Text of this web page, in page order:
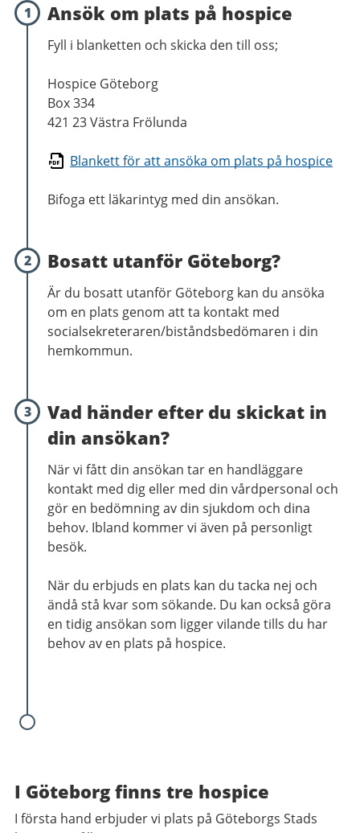
1 Ansök om plats på hospice
Fyll i blanketten och skicka den till oss;
Hospice Göteborg
Box 334
421 23 Västra Frölunda
Blankett för att ansöka om plats på hospice
Bifoga ett läkarintyg med din ansökan.
2 Bosatt utanför Göteborg?
Är du bosatt utanför Göteborg kan du ansöka
om en plats genom att ta kontakt med
socialsekreteraren/biståndsbedömaren i din
hemkommun.
3
Vad händer efter du skickat in
din ansökan?
När vi fått din ansökan tar en handläggare
kontakt med dig eller med din vårdpersonal och
gör en bedömning av din sjukdom och dina
behov. Ibland kommer vi även på personligt
besök.
När du erbjuds en plats kan du tacka nej och
ändå stå kvar som sökande. Du kan också göra
en tidig ansökan som ligger vilande tills du har
behov av en plats på hospice.
I Göteborg finns tre hospice
I första hand erbjuder vi plats på Göteborgs Stads